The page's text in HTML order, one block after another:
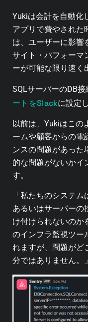
Yukiは会計を自動化
アプリで費やされた
は、ユーザーに影響
サイト・パフォーマ
ーが可能な限り速く
SQLサーバーのDB
ートをSlackに設定
以前は、Yukiはこの
ームや顧客からの電
ンスの問題があった
的な問題がないかイ
す。
「私たちのシステ
あるいはサーバーの
け付けられないのか
のインフラ監視ツー
れますが、問題がど
分ではありません。」